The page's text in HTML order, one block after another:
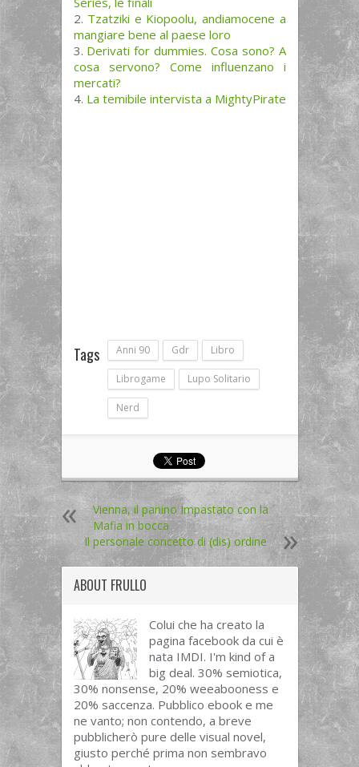
Tzatziki e Kiopoolu, andiamocene a
mangiare bene al paese loro
Derivati for dummies. Cosa sono? A
cosa servono? Come influenzano i
mercati?
La temibile intervista a MightyPirate
Tags Anni 90 Gdr Libro
Librogame Lupo Solitario
Nerd
Vienna, il panino Impastato con la
Mafia in bocca
Il personale concetto di (dis) ordine
ABOUT FRULLO
Colui che ha creato la
pagina facebook da cui è
nata IMDI. I'm kind of a
big deal. 30% semiotica,
30% nonsense, 20% weeabooness e
20% saccenza. Pubblico ebook e me
ne vanto; non contendo, a breve
pubblicherò pure delle visual novel,
giusto perché prima non sembravo